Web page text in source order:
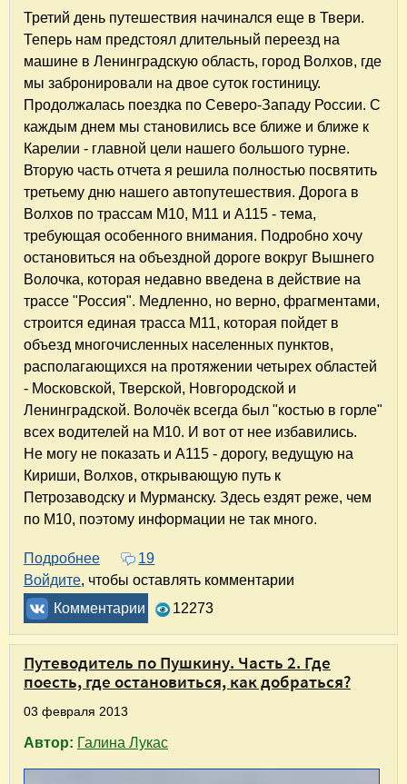
Третий день путешествия начинался еще в Твери.
Теперь нам предстоял длительный переезд на
машине в Ленинградскую область, город Волхов, где
мы забронировали на двое суток гостиницу.
Продолжалась поездка по Северо-Западу России. С
каждым днем мы становились все ближе и ближе к
Карелии - главной цели нашего большого турне.
Вторую часть отчета я решила полностью посвятить
третьему дню нашего автопутешествия. Дорога в
Волхов по трассам М10, М11 и А115 - тема,
требующая особенного внимания. Подробно хочу
остановиться на объездной дороге вокруг Вышнего
Волочка, которая недавно введена в действие на
трассе "Россия". Медленно, но верно, фрагментами,
строится единая трасса М11, которая пойдет в
объезд многочисленных населенных пунктов,
располагающихся на протяжении четырех областей
- Московской, Тверской, Новгородской и
Ленинградской. Волочёк всегда был "костью в горле"
всех водителей на М10. И вот от нее избавились.
Не могу не показать и А115 - дорогу, ведущую на
Кириши, Волхов, открывающую путь к
Петрозаводску и Мурманску. Здесь ездят реже, чем
по М10, поэтому информации не так много.
Подробнее о Отчет о поездке по Северо-Западу
19
Войдите, чтобы оставлять комментарии
Комментарии
12273
Путеводитель по Пушкину. Часть 2. Где
поесть, где остановиться, как добраться?
03 февраля 2013
Автор: Галина Лукас